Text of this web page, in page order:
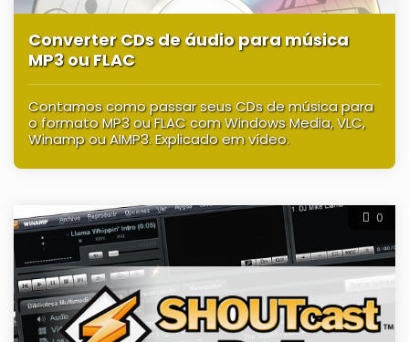
Converter CDs de áudio para música
MP3 ou FLAC
Contamos como passar seus CDs de música para
o formato MP3 ou FLAC com Windows Media, VLC,
Winamp ou AIMP3. Explicado em vídeo.
0